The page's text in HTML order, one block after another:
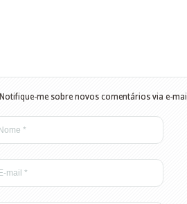
Notifique-me sobre novos comentários via e-mail